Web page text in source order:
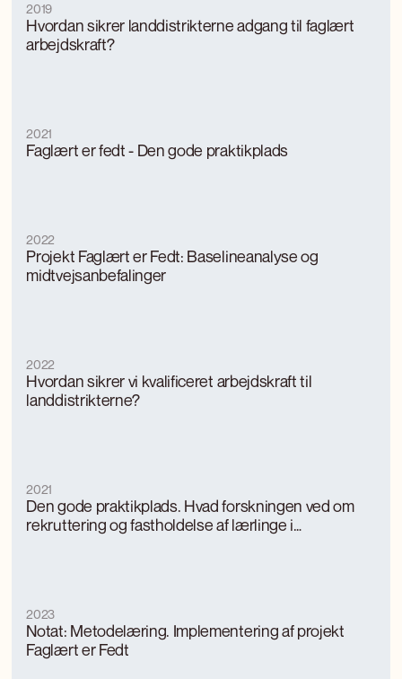
Hvordan sikrer landdistrikterne adgang til faglært
arbejdskraft?
2019
Faglært er fedt - Den gode praktikplads
2021
Projekt Faglært er Fedt: Baselineanalyse og
midtvejsanbefalinger
2022
Hvordan sikrer vi kvalificeret arbejdskraft til
landdistrikterne?
2022
Den gode praktikplads. Hvad forskningen ved om
rekruttering og fastholdelse af lærlinge i
2021
Notat: Metodelæring. Implementering af projekt
Faglært er Fedt
2023